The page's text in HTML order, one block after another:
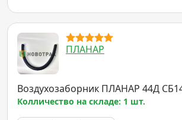
ПЛАНАР
Воздухозаборник ПЛАНАР 44Д
Колличество на складе: 1 шт.